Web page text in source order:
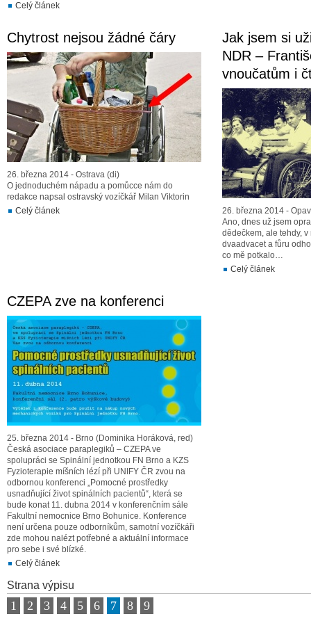
Celý článek
Chytrost nejsou žádné čáry
26. března 2014 - Ostrava (di)
O jednoduchém nápadu a pomůcce nám do
redakce napsal ostravský vozíčkář Milan Viktorin
Celý článek
Jak jsem si
NDR –
vnoučatům i
26. března 2014 -
Ano, dnes už jsem
dědečkem, ale tehdy,
dvaadvacet a fůru
co mě potkalo…
Celý článek
CZEPA zve na konferenci
25. března 2014 - Brno (Dominika Horáková, red)
Česká asociace paraplegiků – CZEPA ve
spolupráci se Spinální jednotkou FN Brno a KZS
Fyzioterapie míšních lézí při UNIFY ČR zvou na
odbornou konferenci „Pomocné prostředky
usnadňující život spinálních pacientů“, která se
bude konat 11. dubna 2014 v konferenčním sále
Fakultní nemocnice Brno Bohunice. Konference
není určena pouze odborníkům, samotní vozíčkáři
zde mohou nalézt potřebné a aktuální informace
pro sebe i své blízké.
Celý článek
Strana výpisu
1 2 3 4 5 6 7 8 9